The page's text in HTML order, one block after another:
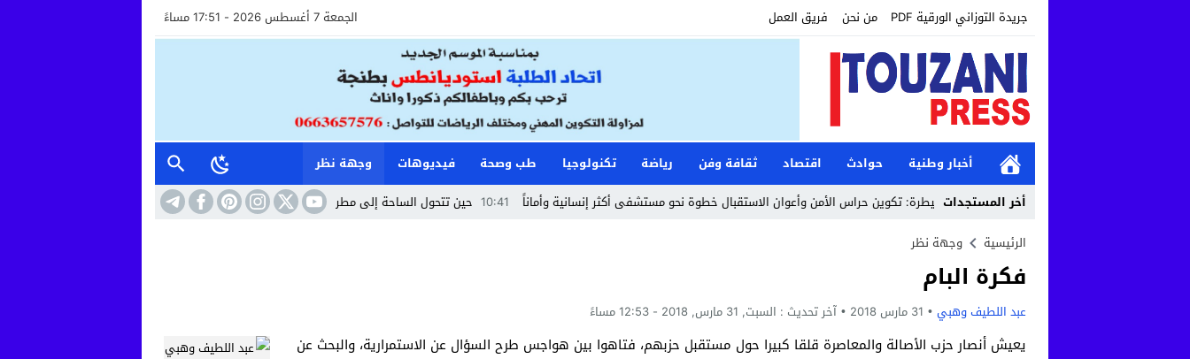
جريدة التوزاني الورقية PDF من نحن فريق العمل الجمعة 7 أغسطس 2026 - 17:51 مساءً
أخبار وطنية حوادث اقتصاد ثقافة وفن رياضة تكنولوجيا طب وصحة فيديوهات
وجهة نظر
أخر المستجدات
18:56 القنيطرة: تكوين حراس الأمن وأعوان الاستقبال خطوة نحو مستشفى أكثر إنسانية وأماناً 10:41 حين تتحول الساحة إلى مطرح نفايات: من يحمي كرامة أحياء القنيطرة؟
الرئيسية
وجهة نظر
فكرة البام
عبد اللطيف وهبي 31 مارس 2018 آخر تحديث : السبت, 31 مارس, 2018 - 12:53 مساءً
يعيش أنصار حزب الأصالة والمعاصرة قلقا كبيرا حول مستقبل حزبهم، فتاهوا بين هواجس طرح السؤال عن الاستمرارية، والبحث عن